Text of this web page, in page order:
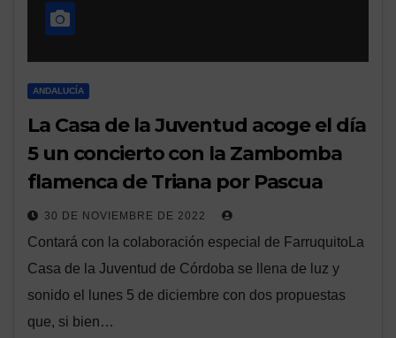
ANDALUCÍA
La Casa de la Juventud acoge el día
5 un concierto con la Zambomba
flamenca de Triana por Pascua
30 DE NOVIEMBRE DE 2022
Contará con la colaboración especial de FarruquitoLa
Casa de la Juventud de Córdoba se llena de luz y
sonido el lunes 5 de diciembre con dos propuestas
que, si bien…